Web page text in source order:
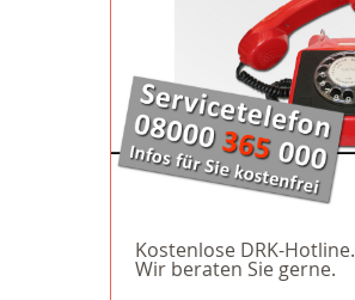
Kostenlose DRK-Hotline.
Wir beraten Sie gerne.